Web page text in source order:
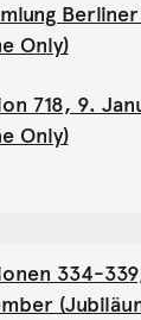
Only)
718, 9.
Only)
334-